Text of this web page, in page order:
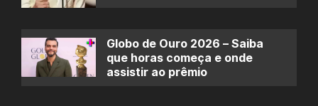
Globo de Ouro 2026 – Saiba
que horas começa e onde
assistir ao prêmio